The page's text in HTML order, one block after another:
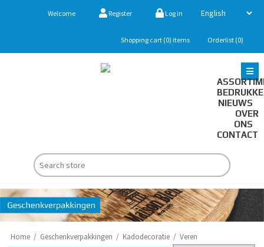
Welcome Register Log in
Shopping cart (0) items Orderlist (0)
NIEUWS
OVER
ONS
CONTACT
Home / Geschenkverpakkingen / Kadodecoratie / Veren